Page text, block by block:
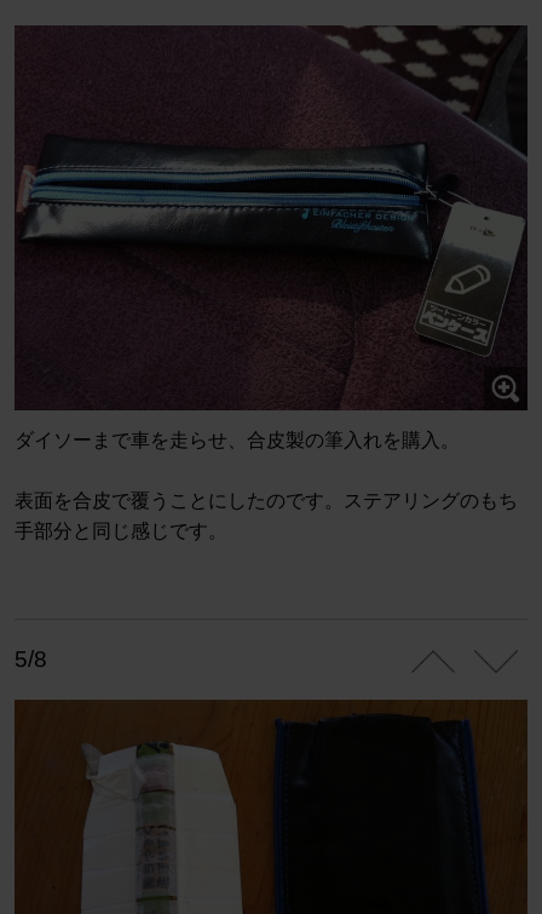
ダイソーまで車を走らせ、合皮製の筆入れを購入。
表面を合皮で覆うことにしたのです。ステアリングのもち
手部分と同じ感じです。
5/8